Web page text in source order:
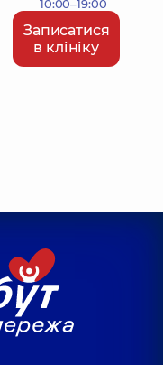
10:00–19:00
Записатися
в клініку